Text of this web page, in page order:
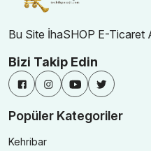
Bu Site İhaSHOP E-Ticaret
Bizi Takip Edin
Popüler Kategoriler
Kehribar